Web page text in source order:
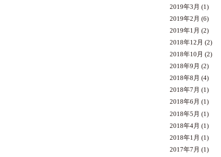
2019年3月 (1)
2019年2月 (6)
2019年1月 (2)
2018年12月 (2)
2018年10月 (2)
2018年9月 (2)
2018年8月 (4)
2018年7月 (1)
2018年6月 (1)
2018年5月 (1)
2018年4月 (1)
2018年1月 (1)
2017年7月 (1)